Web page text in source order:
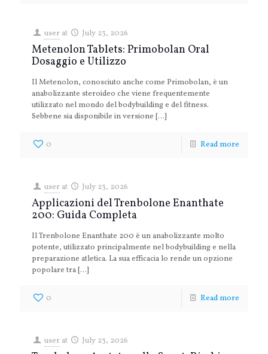
user at July 23, 2026
Metenolon Tablets: Primobolan Oral
Dosaggio e Utilizzo
Il Metenolon, conosciuto anche come Primobolan, è un
anabolizzante steroideo che viene frequentemente
utilizzato nel mondo del bodybuilding e del fitness.
Sebbene sia disponibile in versione […]
0 Read more
user at July 23, 2026
Applicazioni del Trenbolone Enanthate
200: Guida Completa
Il Trenbolone Enanthate 200 è un anabolizzante molto
potente, utilizzato principalmente nel bodybuilding e nella
preparazione atletica. La sua efficacia lo rende un opzione
popolare tra[…]
0 Read more
user at July 23, 2026